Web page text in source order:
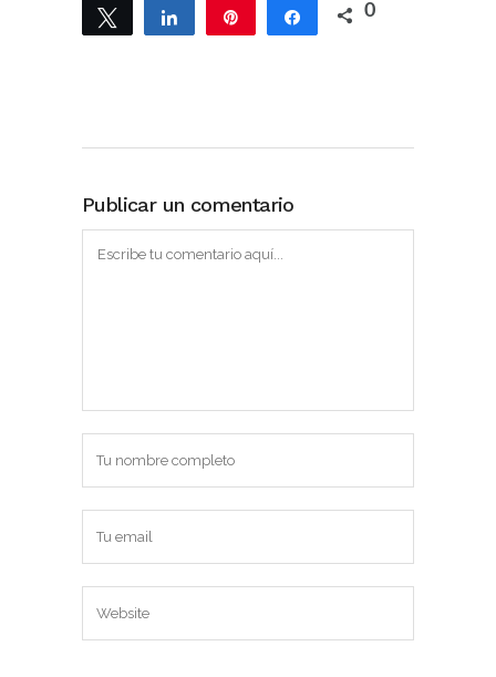
Twittear Compartir Compartir
0
Publicar un comentario